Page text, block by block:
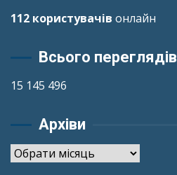
112 користувачів онлайн
Всього переглядів
15 145 496
Архіви
Архіви